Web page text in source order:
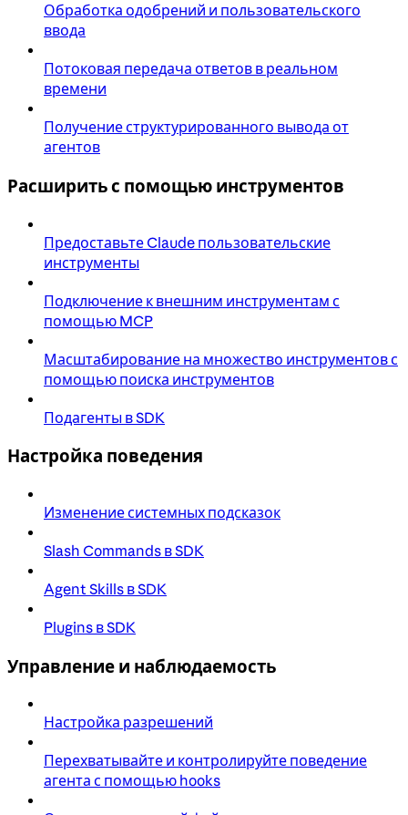
Обработка одобрений и пользовательского
ввода
Потоковая передача ответов в реальном
времени
Получение структурированного вывода от
агентов
Расширить с помощью инструментов
Предоставьте Claude пользовательские
инструменты
Подключение к внешним инструментам с
помощью MCP
Масштабирование на множество инструментов с
помощью поиска инструментов
Подагенты в SDK
Настройка поведения
Изменение системных подсказок
Slash Commands в SDK
Agent Skills в SDK
Plugins в SDK
Управление и наблюдаемость
Настройка разрешений
Перехватывайте и контролируйте поведение
агента с помощью hooks